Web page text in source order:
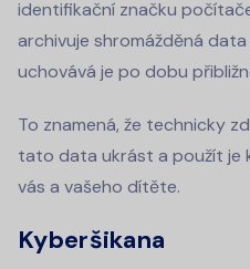
identifikační značku
archivuje shromážděná
uchovává je po dobu
To znamená, že technicky
tato data ukrást a použít je
vás a vašeho dítěte.
Kyberšikana